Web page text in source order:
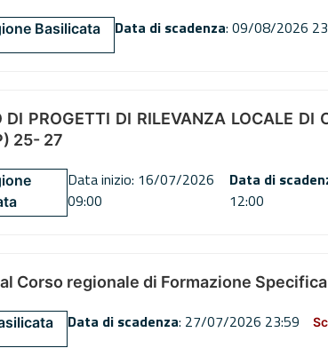
Basilicata Data di scadenza: 09/08/2026
PROGETTI DI RILEVANZA LOCALE
25- 27
Data inizio: 16/07/2026
09:00
Data di
12:00
Corso regionale di Formazione
Data di scadenza: 27/07/2026 23:59